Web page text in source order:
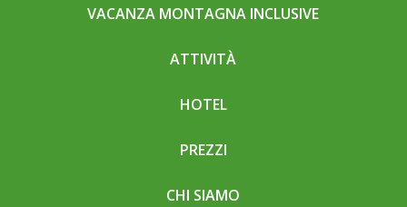
VACANZA MONTAGNA INCLUSIVE
ATTIVITÀ
HOTEL
PREZZI
CHI SIAMO